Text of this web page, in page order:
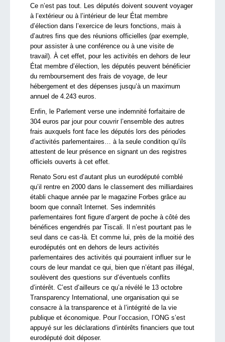
Ce n’est pas tout. Les députés doivent souvent voyager
à l’extérieur ou à l’intérieur de leur État membre
d’élection dans l’exercice de leurs fonctions, mais à
d’autres fins que des réunions officielles (par exemple,
pour assister à une conférence ou à une visite de
travail). À cet effet, pour les activités en dehors de leur
État membre d’élection, les députés peuvent bénéficier
du remboursement des frais de voyage, de leur
hébergement et des dépenses jusqu’à un maximum
annuel de 4.243 euros.
Enfin, le Parlement verse une indemnité forfaitaire de
304 euros par jour pour couvrir l’ensemble des autres
frais auxquels font face les députés lors des périodes
d’activités parlementaires… à la seule condition qu’ils
attestent de leur présence en signant un des registres
officiels ouverts à cet effet.
Renato Soru est d’autant plus un eurodéputé comblé
qu’il rentre en 2000 dans le classement des milliardaires
établi chaque année par le magazine Forbes grâce au
boom que connaît Internet. Ses indemnités
parlementaires font figure d’argent de poche à côté des
bénéfices engendrés par Tiscali. Il n’est pourtant pas le
seul dans ce cas-là. Et comme lui, près de la moitié des
eurodéputés ont en dehors de leurs activités
parlementaires des activités qui pourraient influer sur le
cours de leur mandat ce qui, bien que n’étant pas illégal,
soulèvent des questions sur d’éventuels conflits
d’intérêt. C’est d’ailleurs ce qu’a révélé le 13 octobre
Transparency International, une organisation qui se
consacre à la transparence et à l’intégrité de la vie
publique et économique. Pour l’occasion, l’ONG s’est
appuyé sur les déclarations d’intérêts financiers que tout
eurodéputé doit déposer.